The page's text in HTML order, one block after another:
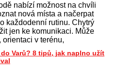
nabízí možnost na chvíli
nová místa a načerpat
každodenní rutinu. Chytrý
jen ke komunikaci. Může
orientaci v terénu,
Varů? 8 tipů, jak naplno užít